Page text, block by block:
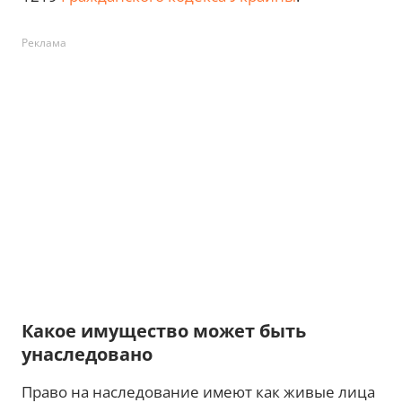
Реклама
Какое имущество может быть
унаследовано
Право на наследование имеют как живые лица